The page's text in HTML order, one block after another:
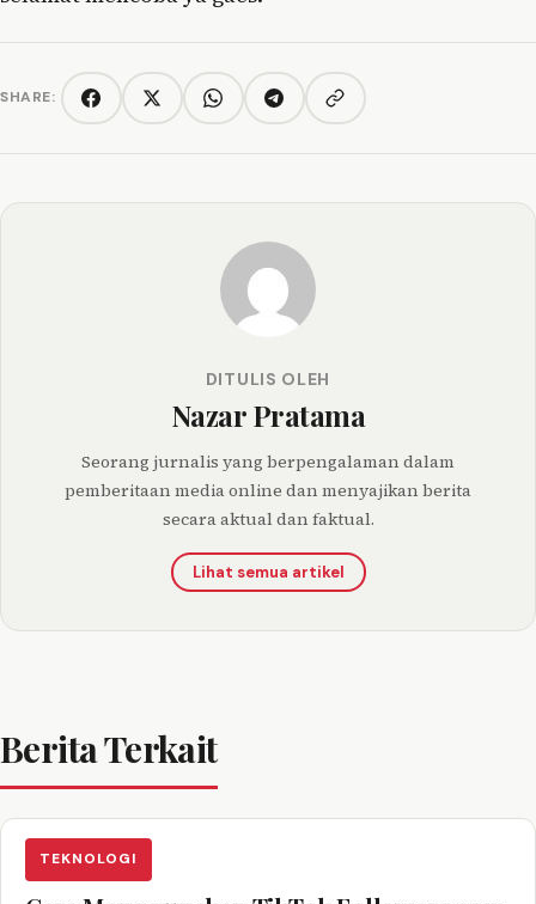
SHARE: FacebookTwitter/XWhatsAppTelegramCopy link
DITULIS OLEH
Nazar Pratama
Seorang jurnalis yang berpengalaman dalam
pemberitaan media online dan menyajikan berita
secara aktual dan faktual.
Lihat semua artikel
Berita Terkait
TEKNOLOGI